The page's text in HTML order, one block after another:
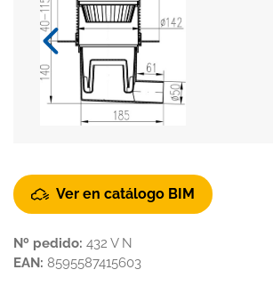
Ver en catálogo BIM
Nº pedido: 432 V N
EAN: 8595587415603